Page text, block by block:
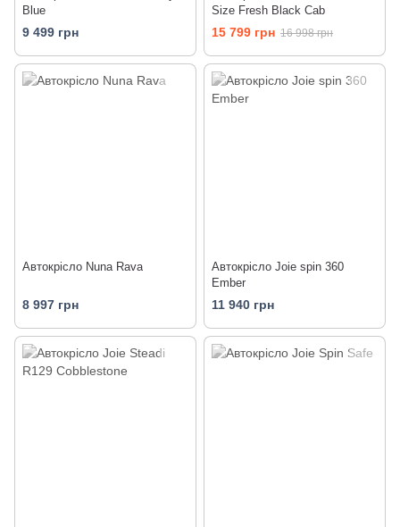
Blue
9 499 грн
Size Fresh Black Cab
15 799 грн 16 998 грн
Автокрісло Nuna Rava
8 997 грн
Автокрісло Joie spin 360
Ember
11 940 грн